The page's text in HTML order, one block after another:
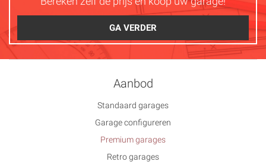
GA VERDER
Aanbod
Standaard garages
Garage configureren
Premium garages
Retro garages